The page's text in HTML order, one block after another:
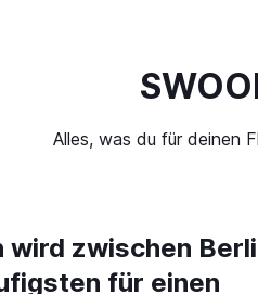
Alles, was du für deinen
wird zwischen
für einen